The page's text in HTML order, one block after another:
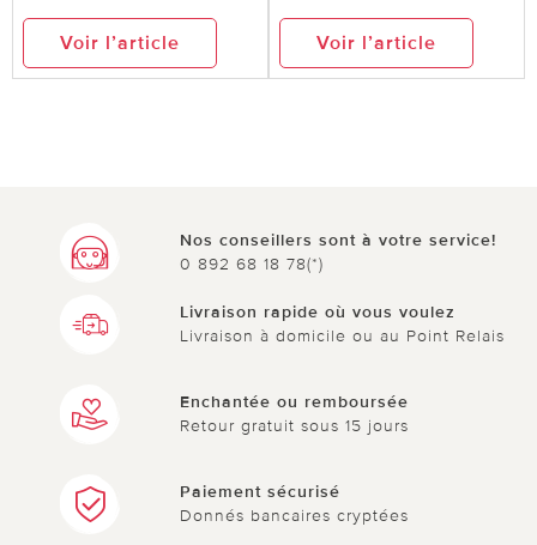
Voir l’article Voir l’article
Nos conseillers sont à votre service!
0 892 68 18 78(*)
Livraison rapide où vous voulez
Livraison à domicile ou au Point Relais
Enchantée ou remboursée
Retour gratuit sous 15 jours
Paiement sécurisé
Donnés bancaires cryptées